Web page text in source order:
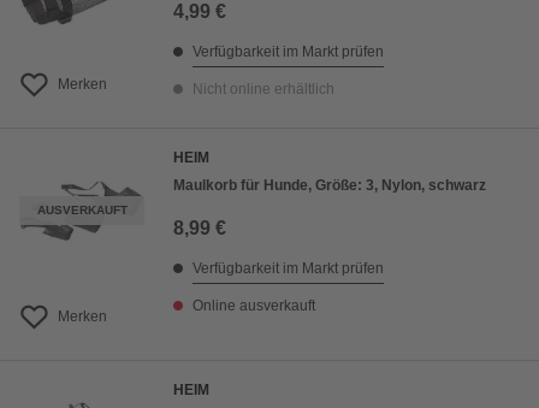
Merken
4,99 €
Verfügbarkeit im Markt prüfen
Nicht online erhältlich
AUSVERKAUFT
Merken
HEIM
Maulkorb für Hunde, Größe: 3, Nylon, schwarz
8,99 €
Verfügbarkeit im Markt prüfen
Online ausverkauft
HEIM